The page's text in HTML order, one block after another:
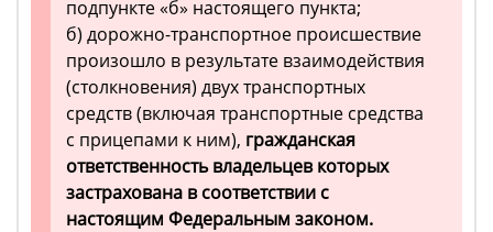
подпункте «б» настоящего пункта;
б) дорожно-транспортное происшествие
произошло в результате взаимодействия
(столкновения) двух транспортных
средств (включая транспортные средства
с прицепами к ним), гражданская
ответственность владельцев которых
застрахована в соответствии с
настоящим Федеральным законом.